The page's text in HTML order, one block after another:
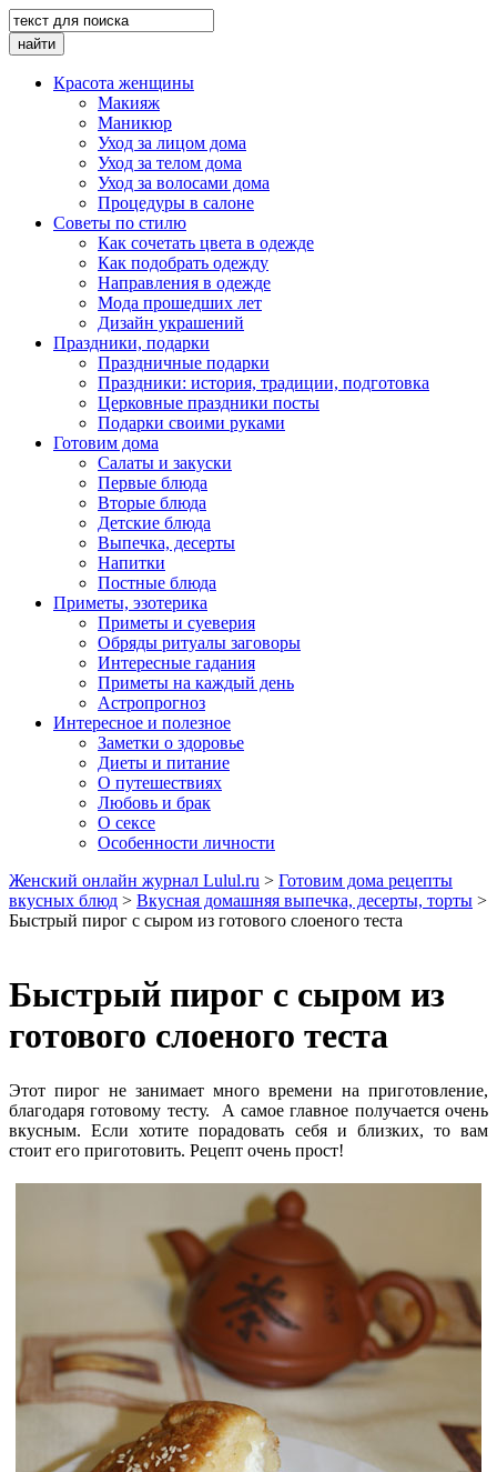
Красота женщины
Макияж
Маникюр
Уход за лицом дома
Уход за телом дома
Уход за волосами дома
Процедуры в салоне
Cоветы по стилю
Как сочетать цвета в одежде
Как подобрать одежду
Направления в одежде
Мода прошедших лет
Дизайн украшений
Праздники, подарки
Праздничные подарки
Праздники: история, традиции, подготовка
Церковные праздники посты
Подарки своими руками
Готовим дома
Салаты и закуски
Первые блюда
Вторые блюда
Детские блюда
Выпечка, десерты
Напитки
Постные блюда
Приметы, эзотерика
Приметы и суеверия
Обряды ритуалы заговоры
Интересные гадания
Приметы на каждый день
Астропрогноз
Интересное и полезное
Заметки о здоровье
Диеты и питание
О путешествиях
Любовь и брак
О сексе
Особенности личности
Женский онлайн журнал Lulul.ru > Готовим дома рецепты
вкусных блюд > Вкусная домашняя выпечка, десерты, торты >
Быстрый пирог с сыром из готового слоеного теста
Быстрый пирог с сыром из
готового слоеного теста
Этот пирог не занимает много времени на приготовление,
благодаря готовому тесту. А самое главное получается очень
вкусным. Если хотите порадовать себя и близких, то вам
стоит его приготовить. Рецепт очень прост!